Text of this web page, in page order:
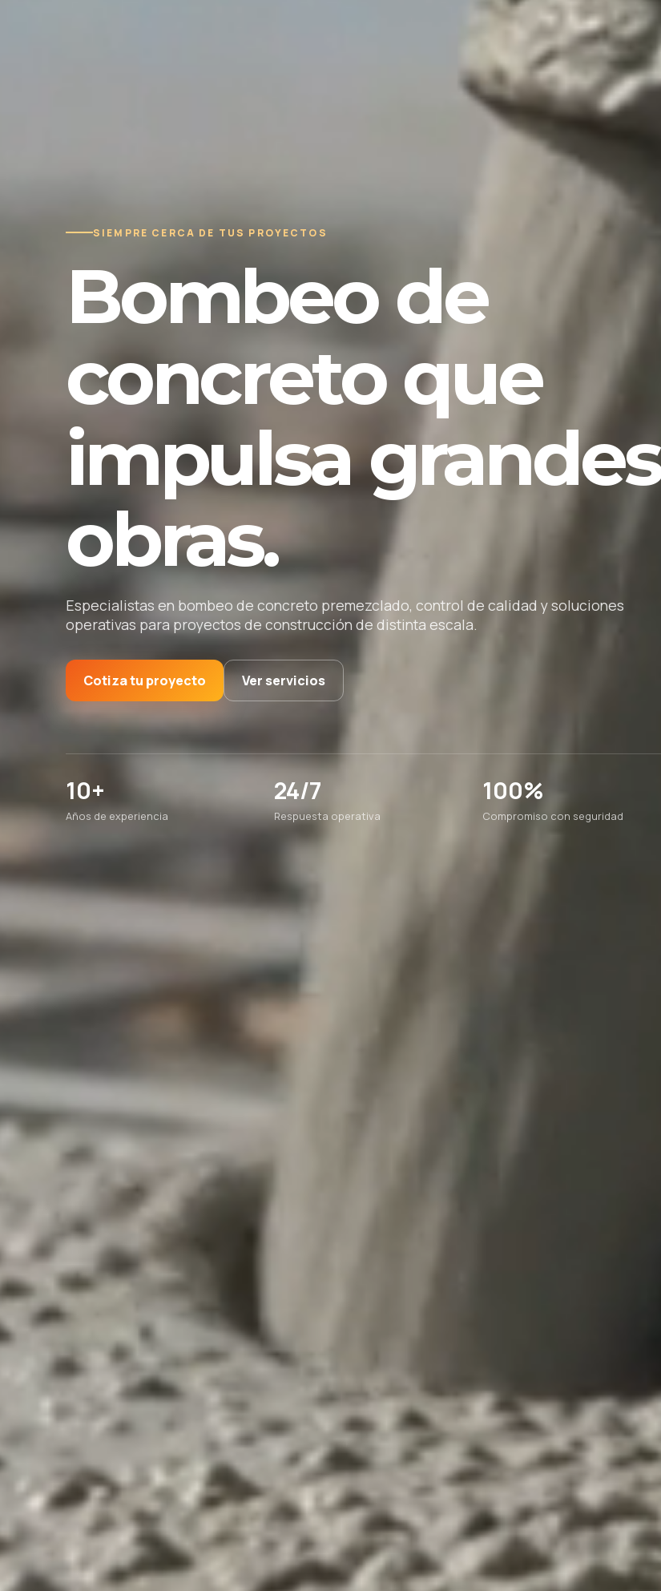
SIEMPRE CERCA DE TUS PROYECTOS
Bombeo de
concreto que
impulsa grandes
obras.
Especialistas en bombeo de concreto premezclado, control de calidad y soluciones
operativas para proyectos de construcción de distinta escala.
Cotiza tu proyecto Ver servicios
10+
Años de experiencia
24/7
Respuesta operativa
100%
Compromiso con seguridad